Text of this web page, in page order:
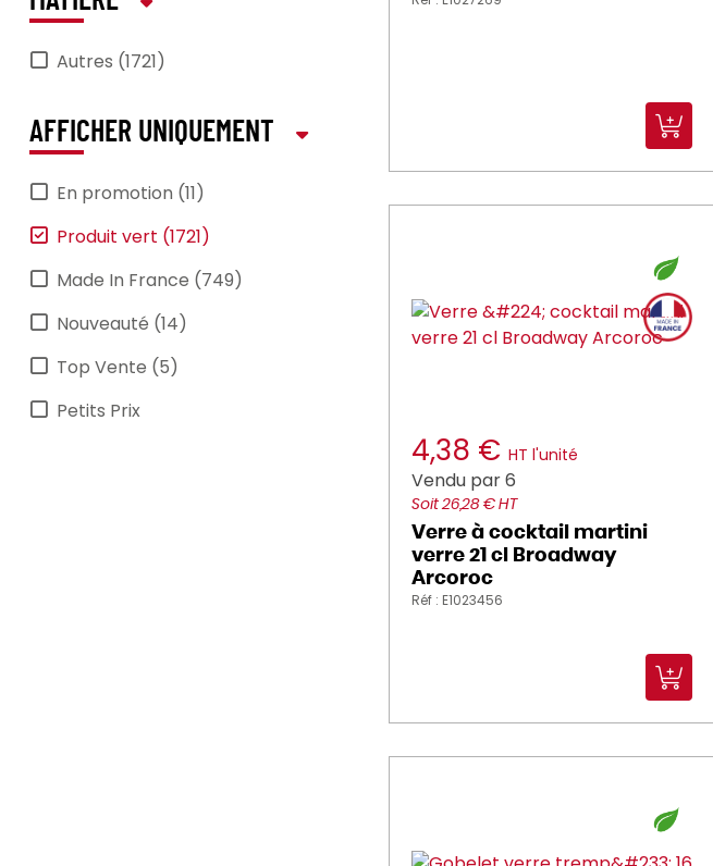
DEGLON (92)
delaroca (10)
DUNI (143)
DURALEX (38)
earthessentials (35)
essentialcollection (10)
EXEOL (10)
GILAC (4)
JVD (1)
KLEANING_ESSENTIALS (18)
Autres (1721)
AFFICHER UNIQUEMENT
En promotion (11)
Produit vert (1721)
Made In France (749)
Nouveauté (14)
Top Vente (5)
Petits Prix
4,38 € HT l'unité
Vendu par 6
Soit 26,28 € HT
Verre à cocktail martini
verre 21 cl Broadway
Arcoroc
Réf : E1023456